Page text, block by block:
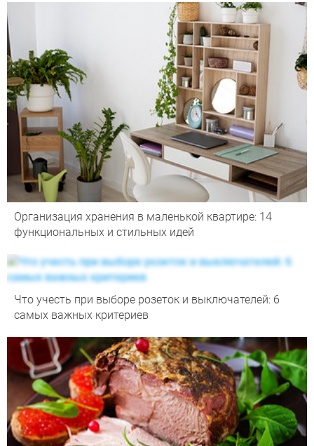
Организация хранения в маленькой квартире: 14
функциональных и стильных идей
Что учесть при выборе розеток и выключателей: 6
самых важных критериев